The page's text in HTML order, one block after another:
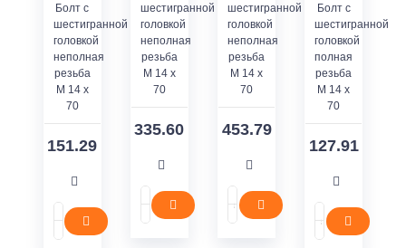
Болт с
шестигранной
головкой
неполная
резьба
M 14 x
70
151.29
шестигранной
головкой
неполная
резьба
M 14 x
70
335.60
шестигранной
головкой
неполная
резьба
M 14 x
70
453.79
Болт с
шестигранной
головкой
полная
резьба
M 14 x
70
127.91